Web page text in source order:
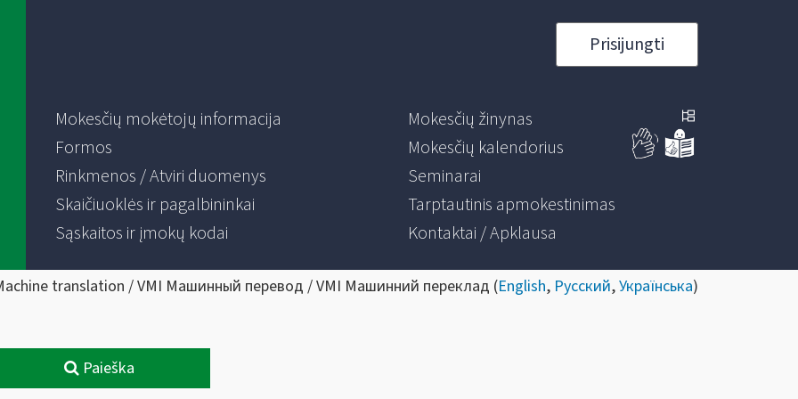
Prisijungti
Mokesčių mokėtojų informacija
Formos
Rinkmenos / Atviri duomenys
Skaičiuoklės ir pagalbininkai
Sąskaitos ir įmokų kodai
Mokesčių žinynas
Mokesčių kalendorius
Seminarai
Tarptautinis apmokestinimas
Kontaktai / Apklausa
translation / VMI Машинный перевод / VMI Машинний переклад (English, Русский,Українська)
Paieška